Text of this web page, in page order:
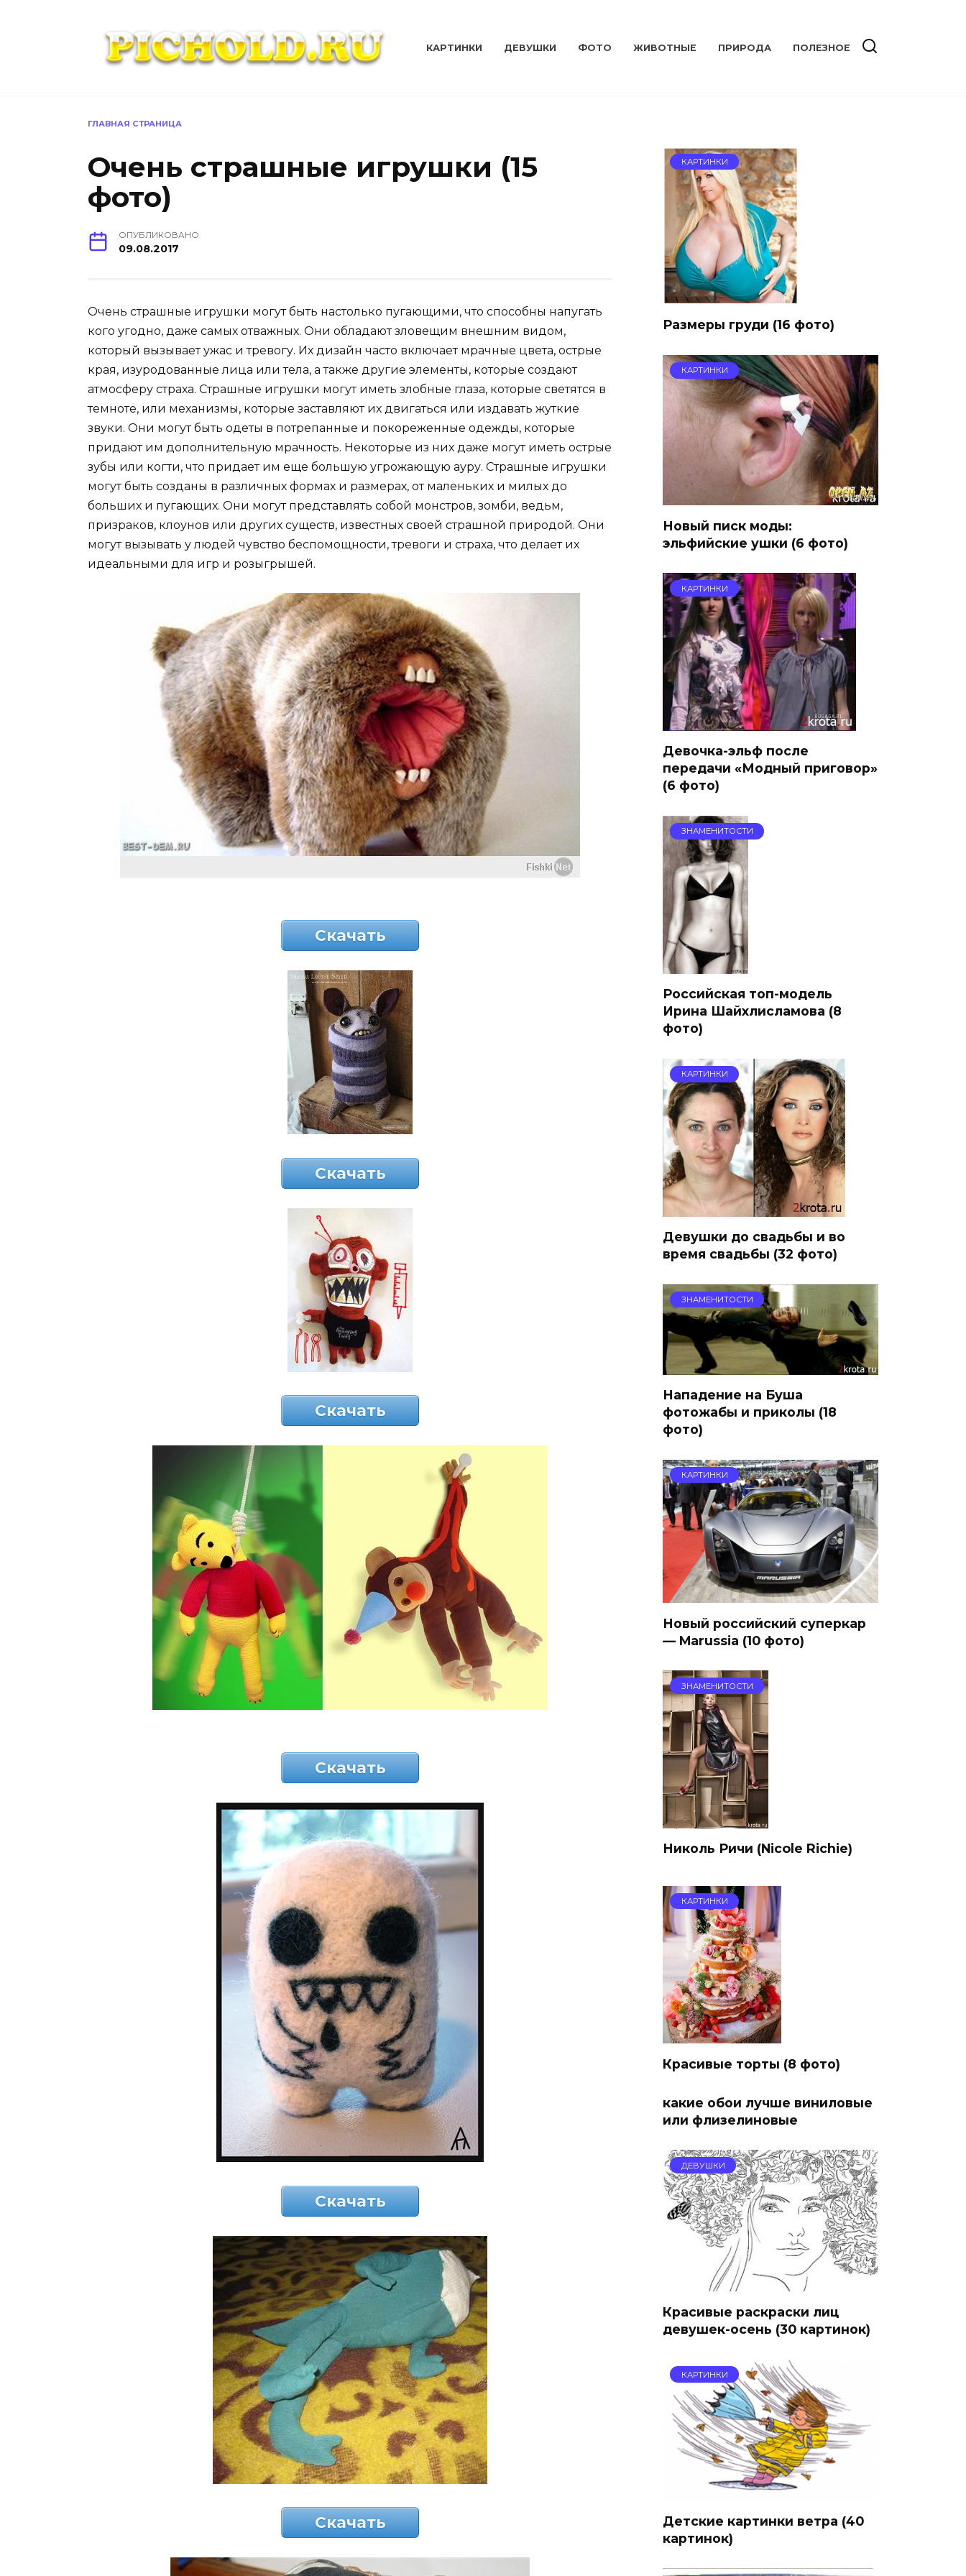
КАРТИНКИ ДЕВУШКИ ФОТО ЖИВОТНЫЕ ПРИРОДА ПОЛЕЗНОЕ
ГЛАВНАЯ СТРАНИЦА
Очень страшные игрушки (15
фото)
ОПУБЛИКОВАНО
09.08.2017
Очень страшные игрушки могут быть настолько пугающими, что способны напугать
кого угодно, даже самых отважных. Они обладают зловещим внешним видом,
который вызывает ужас и тревогу. Их дизайн часто включает мрачные цвета, острые
края, изуродованные лица или тела, а также другие элементы, которые создают
атмосферу страха. Страшные игрушки могут иметь злобные глаза, которые светятся в
темноте, или механизмы, которые заставляют их двигаться или издавать жуткие
звуки. Они могут быть одеты в потрепанные и покореженные одежды, которые
придают им дополнительную мрачность. Некоторые из них даже могут иметь острые
зубы или когти, что придает им еще большую угрожающую ауру. Страшные игрушки
могут быть созданы в различных формах и размерах, от маленьких и милых до
больших и пугающих. Они могут представлять собой монстров, зомби, ведьм,
призраков, клоунов или других существ, известных своей страшной природой. Они
могут вызывать у людей чувство беспомощности, тревоги и страха, что делает их
идеальными для игр и розыгрышей.
Скачать
Скачать
Скачать
Скачать
Скачать
Скачать
КАРТИНКИ
Размеры груди (16 фото)
КАРТИНКИ
Новый писк моды:
эльфийские ушки (6 фото)
КАРТИНКИ
Девочка-эльф после
передачи «Модный приговор»
(6 фото)
ЗНАМЕНИТОСТИ
Российская топ-модель
Ирина Шайхлисламова (8
фото)
КАРТИНКИ
Девушки до свадьбы и во
время свадьбы (32 фото)
ЗНАМЕНИТОСТИ
Нападение на Буша
фотожабы и приколы (18
фото)
КАРТИНКИ
Новый российский суперкар
— Marussia (10 фото)
ЗНАМЕНИТОСТИ
Николь Ричи (Nicole Richie)
КАРТИНКИ
Красивые торты (8 фото)
какие обои лучше виниловые
или флизелиновые
ДЕВУШКИ
Красивые раскраски лиц
девушек-осень (30 картинок)
КАРТИНКИ
Детские картинки ветра (40
картинок)